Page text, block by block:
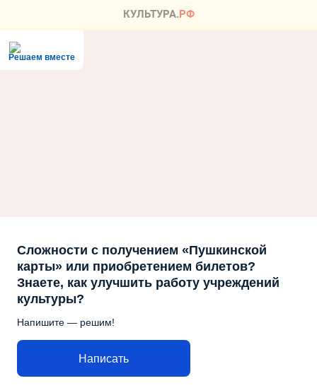
Решаем вместе
Сложности с получением «Пушкинской
карты» или приобретением билетов?
Знаете, как улучшить работу учреждений
культуры?
Напишите — решим!
Написать